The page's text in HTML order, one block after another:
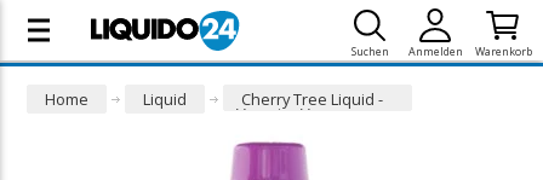
Suchen Anmelden Warenkorb
Home Liquid Cherry Tree Liquid -
Vampire Vape